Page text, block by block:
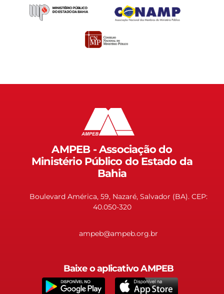
AMPEB - Associação do
Ministério Público do Estado da
Bahia
Boulevard América, 59, Nazaré, Salvador (BA). CEP:
40.050-320
ampeb@ampeb.org.br
Baixe o aplicativo AMPEB